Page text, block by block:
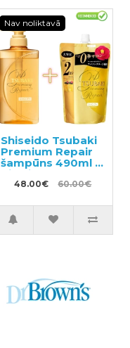
Nav noliktavā
Shiseido Tsubaki
Premium Repair
šampūns 490ml +
pildviela 660ml
48.00€ 60.00€